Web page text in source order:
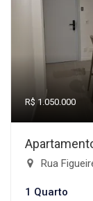
R$ 1.050.000
Rua
1 Quarto